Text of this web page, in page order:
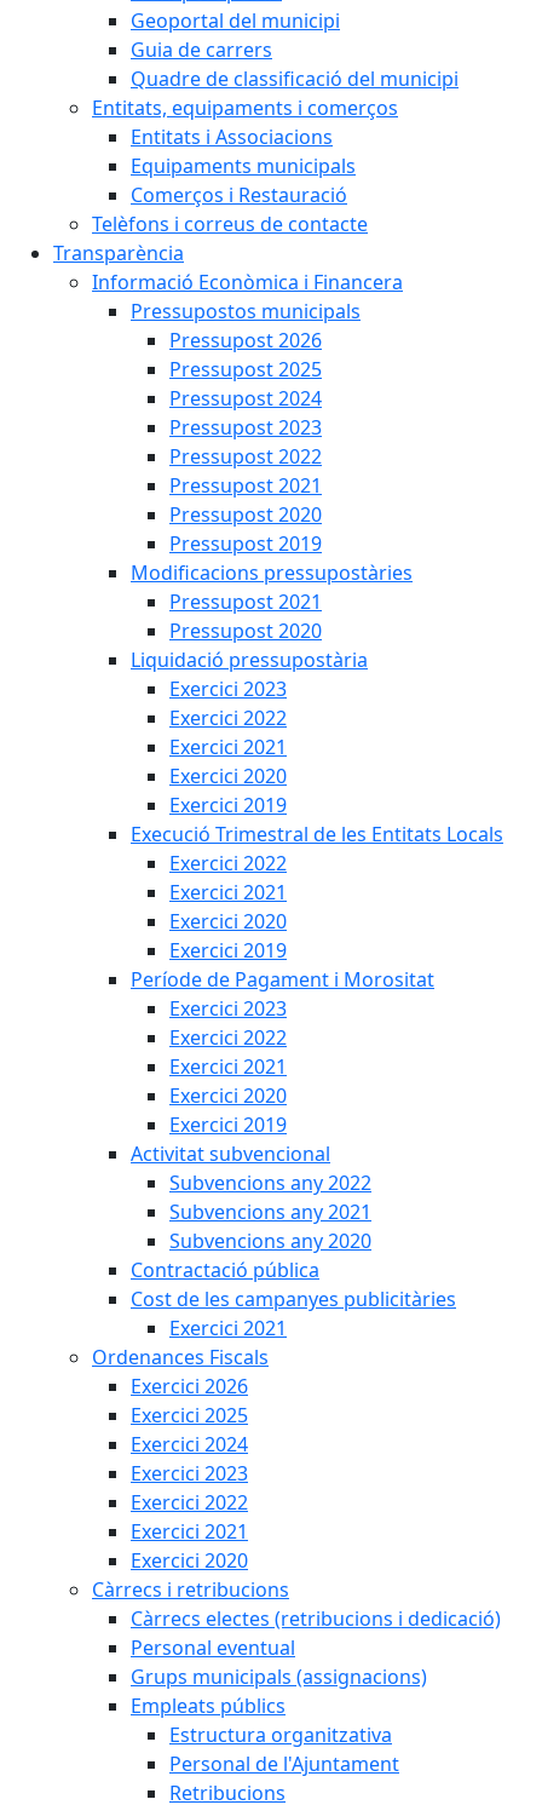
Geoportal del municipi
Guia de carrers
Quadre de classificació del municipi
Entitats, equipaments i comerços
Entitats i Associacions
Equipaments municipals
Comerços i Restauració
Telèfons i correus de contacte
Transparència
Informació Econòmica i Financera
Pressupostos municipals
Pressupost 2026
Pressupost 2025
Pressupost 2024
Pressupost 2023
Pressupost 2022
Pressupost 2021
Pressupost 2020
Pressupost 2019
Modificacions pressupostàries
Pressupost 2021
Pressupost 2020
Liquidació pressupostària
Exercici 2023
Exercici 2022
Exercici 2021
Exercici 2020
Exercici 2019
Execució Trimestral de les Entitats Locals
Exercici 2022
Exercici 2021
Exercici 2020
Exercici 2019
Període de Pagament i Morositat
Exercici 2023
Exercici 2022
Exercici 2021
Exercici 2020
Exercici 2019
Activitat subvencional
Subvencions any 2022
Subvencions any 2021
Subvencions any 2020
Contractació pública
Cost de les campanyes publicitàries
Exercici 2021
Ordenances Fiscals
Exercici 2026
Exercici 2025
Exercici 2024
Exercici 2023
Exercici 2022
Exercici 2021
Exercici 2020
Càrrecs i retribucions
Càrrecs electes (retribucions i dedicació)
Personal eventual
Grups municipals (assignacions)
Empleats públics
Estructura organitzativa
Personal de l'Ajuntament
Retribucions